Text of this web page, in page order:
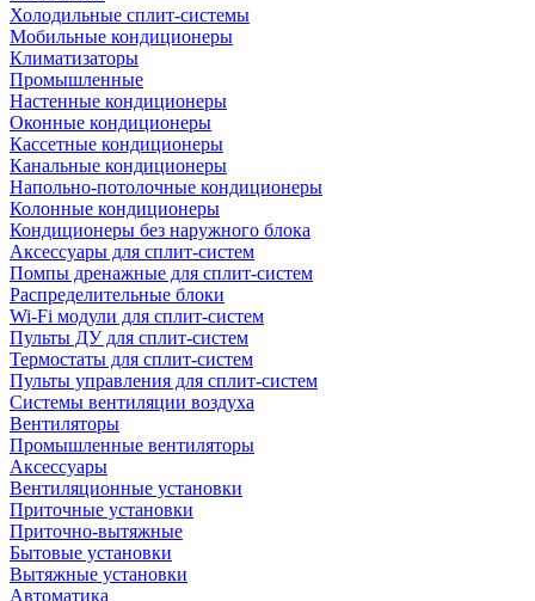
Холодильные сплит-системы
Мобильные кондиционеры
Климатизаторы
Промышленные
Настенные кондиционеры
Оконные кондиционеры
Кассетные кондиционеры
Канальные кондиционеры
Напольно-потолочные кондиционеры
Колонные кондиционеры
Кондиционеры без наружного блока
Аксессуары для сплит-систем
Помпы дренажные для сплит-систем
Распределительные блоки
Wi-Fi модули для сплит-систем
Пульты ДУ для сплит-систем
Термостаты для сплит-систем
Пульты управления для сплит-систем
Системы вентиляции воздуха
Вентиляторы
Промышленные вентиляторы
Аксессуары
Вентиляционные установки
Приточные установки
Приточно-вытяжные
Бытовые установки
Вытяжные установки
Автоматика